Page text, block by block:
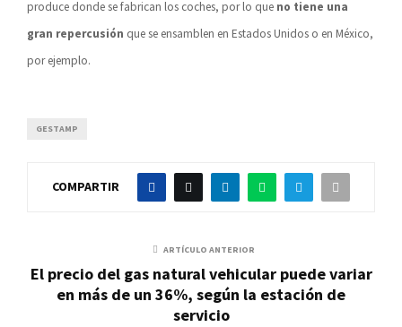
produce donde se fabrican los coches, por lo que no tiene una
gran repercusión que se ensamblen en Estados Unidos o en México,
por ejemplo.
GESTAMP
COMPARTIR
ARTÍCULO ANTERIOR
El precio del gas natural vehicular puede variar
en más de un 36%, según la estación de
servicio